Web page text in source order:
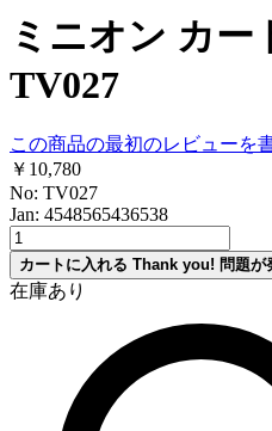
ミニオン カー
TV027
この商品の最初のレビューを
￥10,780
No: TV027
Jan: 4548565436538
カートに入れる Thank you! 問題が
在庫あり